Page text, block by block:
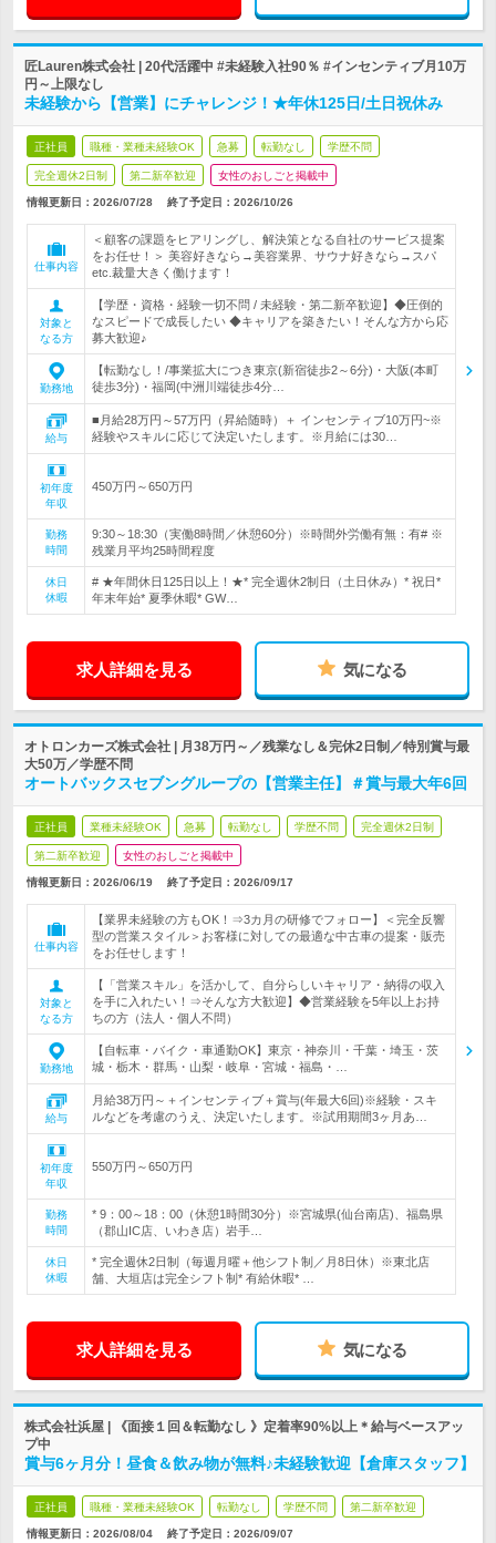
匠Lauren株式会社 | 20代活躍中 #未経験入社90％ #インセンティブ月10万
円～上限なし
未経験から【営業】にチャレンジ！★年休125日/土日祝休み
正社員 職種・業種未経験OK 急募 転勤なし 学歴不問
完全週休2日制 第二新卒歓迎 女性のおしごと掲載中
情報更新日：2026/07/28 終了予定日： 2026/10/26
仕事内容
＜顧客の課題をヒアリングし、解決策となる自社のサービス提案
をお任せ！＞ 美容好きなら→美容業界、サウナ好きなら→スパ
etc.裁量大きく働けます！
対象と
なる方
【学歴・資格・経験一切不問 / 未経験・第二新卒歓迎】◆圧倒的
なスピードで成長したい ◆キャリアを築きたい！そんな方から応
募大歓迎♪
勤務地
【転勤なし！/事業拡大につき東京(新宿徒歩2～6分)・大阪(本町
徒歩3分)・福岡(中洲川端徒歩4分…
給与
■月給28万円～57万円（昇給随時）＋ インセンティブ10万円~※
経験やスキルに応じて決定いたします。※月給には30…
初年度
年収
450万円～650万円
勤務
時間
9:30～18:30（実働8時間／休憩60分）※時間外労働有無：有# ※
残業月平均25時間程度
休日
休暇
# ★年間休日125日以上！★* 完全週休2制日（土日休み）* 祝日*
年末年始* 夏季休暇* GW…
求人詳細を見る 気になる
オトロンカーズ株式会社 | 月38万円～／残業なし＆完休2日制／特別賞与最
大50万／学歴不問
オートバックスセブングループの【営業主任】＃賞与最大年6回
正社員 業種未経験OK 急募 転勤なし 学歴不問 完全週休2日制
第二新卒歓迎 女性のおしごと掲載中
情報更新日：2026/06/19 終了予定日： 2026/09/17
仕事内容
【業界未経験の方もOK！⇒3カ月の研修でフォロー】＜完全反響
型の営業スタイル＞お客様に対しての最適な中古車の提案・販売
をお任せします！
対象と
なる方
【「営業スキル」を活かして、自分らしいキャリア・納得の収入
を手に入れたい！⇒そんな方大歓迎】◆営業経験を5年以上お持
ちの方（法人・個人不問）
勤務地
【自転車・バイク・車通勤OK】東京・神奈川・千葉・埼玉・茨
城・栃木・群馬・山梨・岐阜・宮城・福島・…
給与
月給38万円～＋インセンティブ＋賞与(年最大6回)※経験・スキ
ルなどを考慮のうえ、決定いたします。※試用期間3ヶ月あ…
初年度
年収
550万円～650万円
勤務
時間
* 9：00～18：00（休憩1時間30分）※宮城県(仙台南店)、福島県
（郡山IC店、いわき店）岩手…
休日
休暇
* 完全週休2日制（毎週月曜＋他シフト制／月8日休）※東北店
舗、大垣店は完全シフト制* 有給休暇* …
求人詳細を見る 気になる
株式会社浜屋 | 《面接１回＆転勤なし 》定着率90%以上＊給与ベースアッ
プ中
賞与6ヶ月分！昼食＆飲み物が無料♪未経験歓迎【倉庫スタッフ】
正社員 職種・業種未経験OK 転勤なし 学歴不問 第二新卒歓迎
情報更新日：2026/08/04 終了予定日： 2026/09/07